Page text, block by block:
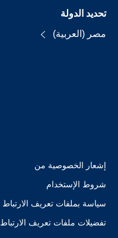
تحديد الدولة
مصر (العربية)
إشعار الخصوصية من
شروط الإستخدام
سياسة بملفات تعريف الارتباط
تفضيلات ملفات تعريف الارتباط